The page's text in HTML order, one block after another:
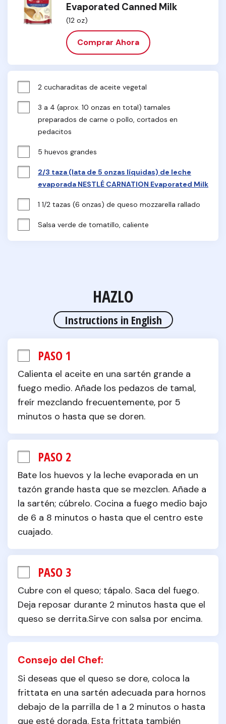
Evaporated Canned Milk
(12 oz)
Comprar Ahora
2 cucharaditas de aceite vegetal
3 a 4 (aprox. 10 onzas en total) tamales
preparados de carne o pollo, cortados en
pedacitos
5 huevos grandes
2/3 taza (lata de 5 onzas líquidas) de leche
evaporada NESTLÉ CARNATION Evaporated Milk
1 1/2 tazas (6 onzas) de queso mozzarella rallado
Salsa verde de tomatillo, caliente
HAZLO
Instructions in English
PASO 1
Calienta el aceite en una sartén grande a
fuego medio. Añade los pedazos de tamal,
freír mezclando frecuentemente, por 5
minutos o hasta que se doren.
PASO 2
Bate los huevos y la leche evaporada en un
tazón grande hasta que se mezclen. Añade a
la sartén; cúbrelo. Cocina a fuego medio bajo
de 6 a 8 minutos o hasta que el centro este
cuajado.
PASO 3
Cubre con el queso; tápalo. Saca del fuego.
Deja reposar durante 2 minutos hasta que el
queso se derrita.Sirve con salsa por encima.
Consejo del Chef:
Si deseas que el queso se dore, coloca la
frittata en una sartén adecuada para hornos
debajo de la parrilla de 1 a 2 minutos o hasta
que esté dorada. Esta frittata también